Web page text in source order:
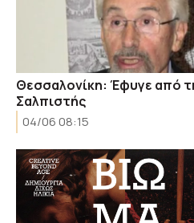
Θεσσαλονίκη: Έφυγε από
Σαλπιστής
04/06 08:15